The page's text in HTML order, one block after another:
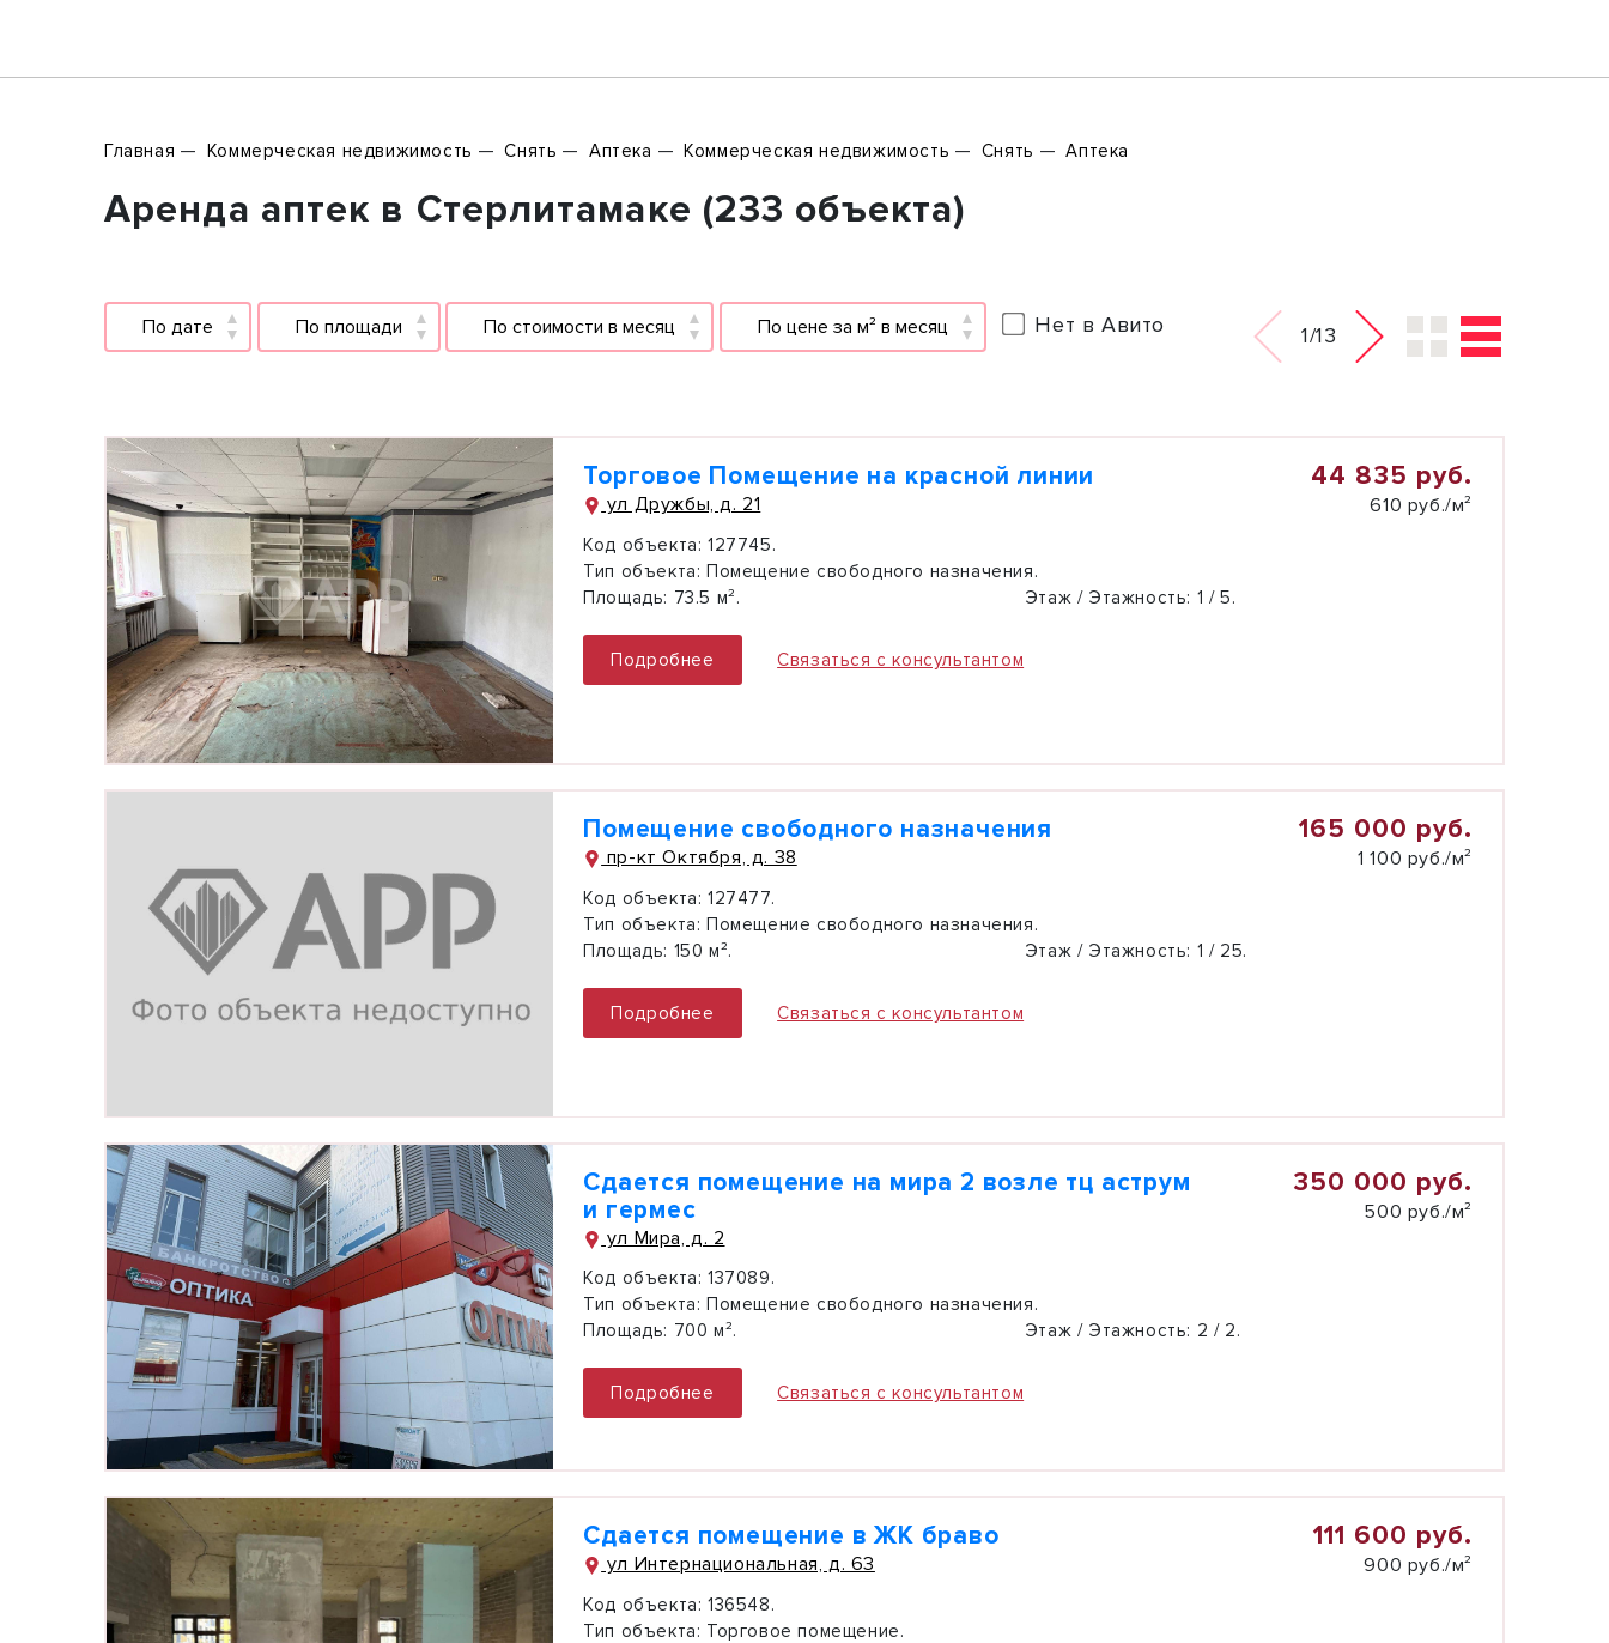
Главная Коммерческая недвижимость Снять Аптека Коммерческая недвижимость Снять Аптека
Аренда аптек в Стерлитамаке (233 объекта)
По дате По площади По стоимости в месяц По цене за м² в месяц Нет в Авито 1/13
Торговое Помещение на красной линии
ул Дружбы, д. 21
44 835 руб.
610 руб./м²
Код объекта: 127745.
Тип объекта: Помещение свободного назначения.
Площадь: 73.5 м². Этаж / Этажность: 1 / 5.
Подробнее Связаться с консультантом
Помещение свободного назначения
пр-кт Октября, д. 38
165 000 руб.
1 100 руб./м²
Код объекта: 127477.
Тип объекта: Помещение свободного назначения.
Площадь: 150 м². Этаж / Этажность: 1 / 25.
Подробнее Связаться с консультантом
Сдается помещение на мира 2 возле тц аструм
и гермес
ул Мира, д. 2
350 000 руб.
500 руб./м²
Код объекта: 137089.
Тип объекта: Помещение свободного назначения.
Площадь: 700 м². Этаж / Этажность: 2 / 2.
Подробнее Связаться с консультантом
Сдается помещение в ЖК браво
ул Интернациональная, д. 63
111 600 руб.
900 руб./м²
Код объекта: 136548.
Тип объекта: Торговое помещение.